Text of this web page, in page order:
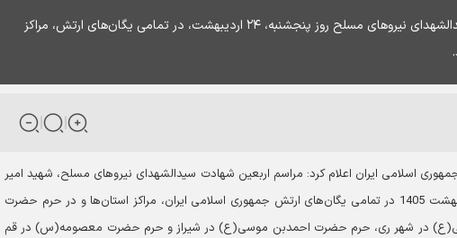
معاون اجرایی ارتش اعلام کرد: مراسم اربعین سیدالشهدای نیروهای مسلح روز پنجشنبه، ۲۴ اردیبهشت، در تمامی یگان‌های ارتش، مراکز
اسلامی ایران اعلام کرد: مراسم اربعین شهادت سیدالشهدای نیروهای مسلح، شهید امیر
سپهبد سید عبدالرحیم موسوی، روز پنجشنبه ۲۴ اردیبهشت 1405 در تمامی یگان‌های ارتش جمهوری اسلامی ایران، مراکز استان‌ها و در حرم حضرت
در شهر ری، حرم حضرت احمدبن موسی(ع) در شیراز و حرم حضرت معصومه(س) در قم